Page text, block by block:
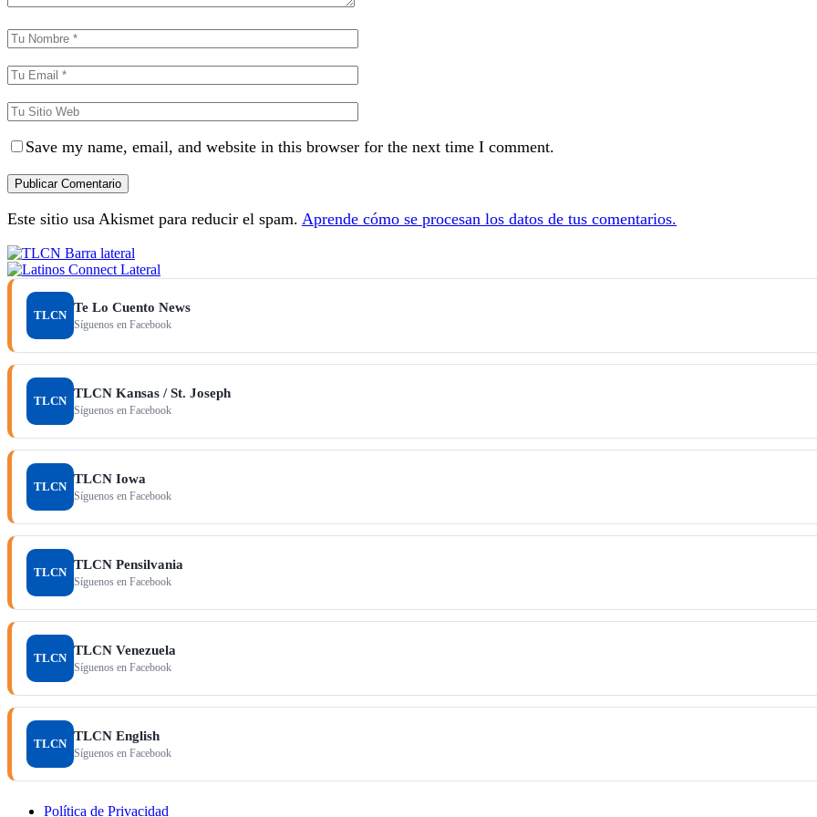
Save my name, email, and website in this browser for the next time I comment.
Este sitio usa Akismet para reducir el spam. Aprende cómo se procesan los datos de tus comentarios.
TLCN
Te Lo Cuento News
Síguenos en Facebook
TLCN
TLCN Kansas / St. Joseph
Síguenos en Facebook
TLCN
TLCN Iowa
Síguenos en Facebook
TLCN
TLCN Pensilvania
Síguenos en Facebook
TLCN
TLCN Venezuela
Síguenos en Facebook
TLCN
TLCN English
Síguenos en Facebook
Política de Privacidad